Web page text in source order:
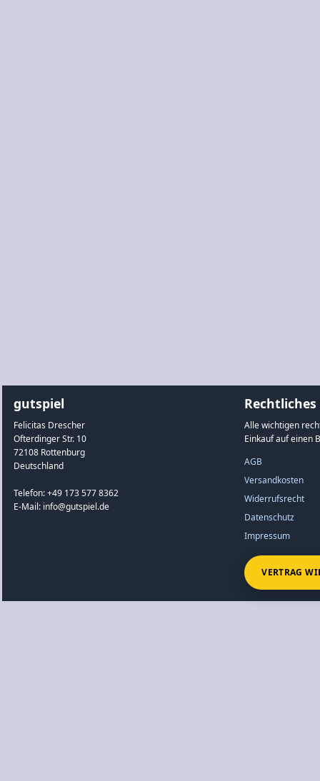
gutspiel
Felicitas Drescher
Ofterdinger Str. 10
72108 Rottenburg
Deutschland
Telefon: +49 173 577 8362
E-Mail: info@gutspiel.de
Rechtliches
Alle wichtigen
Einkauf auf einen
AGB
Versandkosten
Widerrufsrecht
Datenschutz
Impressum
VERTRAG